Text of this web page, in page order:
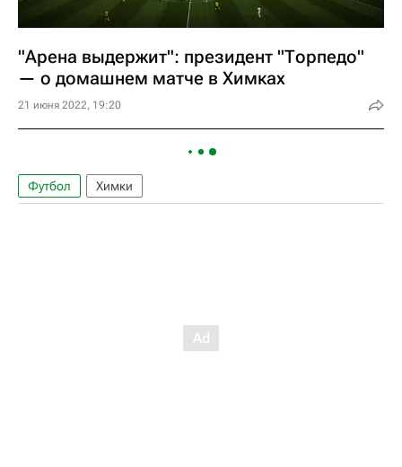
"Арена выдержит": президент "Торпедо"
— о домашнем матче в Химках
21 июня 2022, 19:20
Футбол Химки